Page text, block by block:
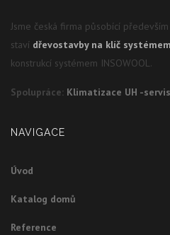
Jsme česká firma působící
staví dřevostavby na klíč
konstrukcí systémem INSOWOOL.
Spolupráce: Klimatizace UH -servis
NAVIGACE
Úvod
Katalog domů
Reference